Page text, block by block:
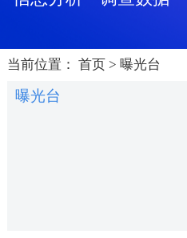
当前位置： 首页 > 曝光台
曝光台